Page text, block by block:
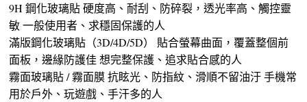
9H 鋼化玻璃貼 硬度高、耐刮、防碎裂，透光率高、觸控靈
敏 一般使用者、求穩固保護的人
滿版鋼化玻璃貼（3D/4D/5D） 貼合螢幕曲面，覆蓋整個前
面板，邊緣防護佳 想完整保護、追求貼合感的人
霧面玻璃貼 / 霧面膜 抗眩光、防指紋、滑順不留油汙 手機常
用於戶外、玩遊戲、手汗多的人